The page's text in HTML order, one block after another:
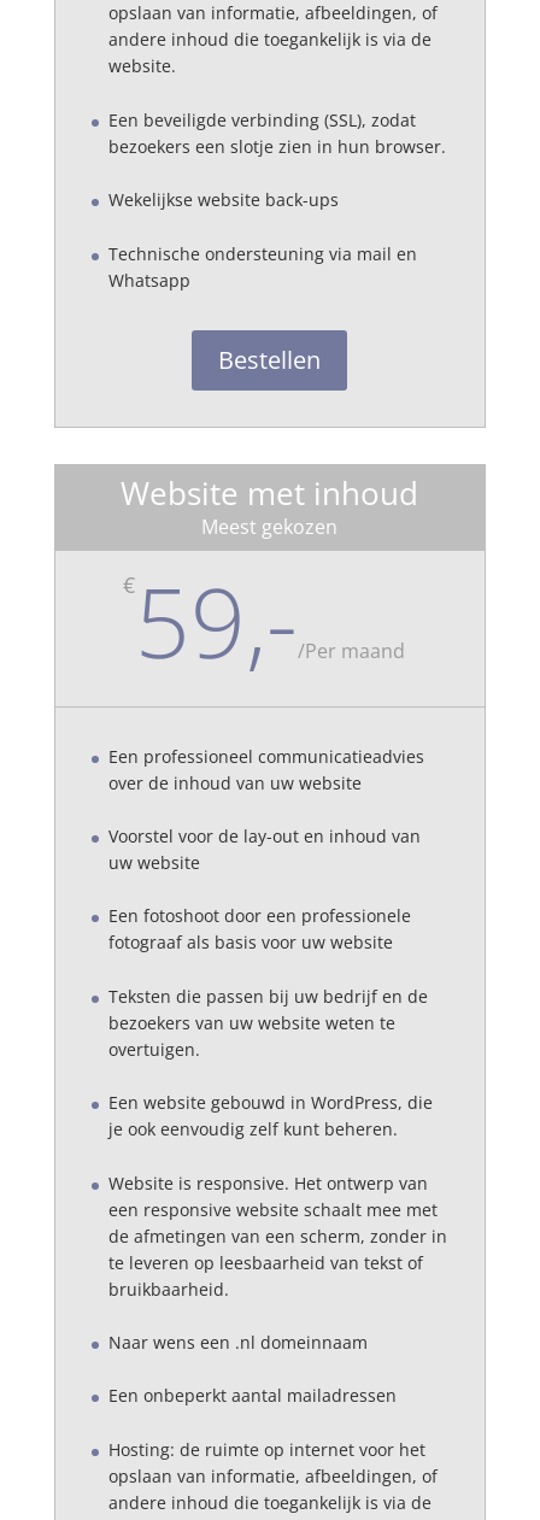
opslaan van informatie, afbeeldingen, of
andere inhoud die toegankelijk is via de
website.
Een beveiligde verbinding (SSL), zodat
bezoekers een slotje zien in hun browser.
Wekelijkse website back-ups
Technische ondersteuning via mail en
Whatsapp
Bestellen
Website met inhoud
Meest gekozen
€59,-/Per maand
Een professioneel communicatieadvies
over de inhoud van uw website
Voorstel voor de lay-out en inhoud van
uw website
Een fotoshoot door een professionele
fotograaf als basis voor uw website
Teksten die passen bij uw bedrijf en de
bezoekers van uw website weten te
overtuigen.
Een website gebouwd in WordPress, die
je ook eenvoudig zelf kunt beheren.
Website is responsive. Het ontwerp van
een responsive website schaalt mee met
de afmetingen van een scherm, zonder in
te leveren op leesbaarheid van tekst of
bruikbaarheid.
Naar wens een .nl domeinnaam
Een onbeperkt aantal mailadressen
Hosting: de ruimte op internet voor het
opslaan van informatie, afbeeldingen, of
andere inhoud die toegankelijk is via de